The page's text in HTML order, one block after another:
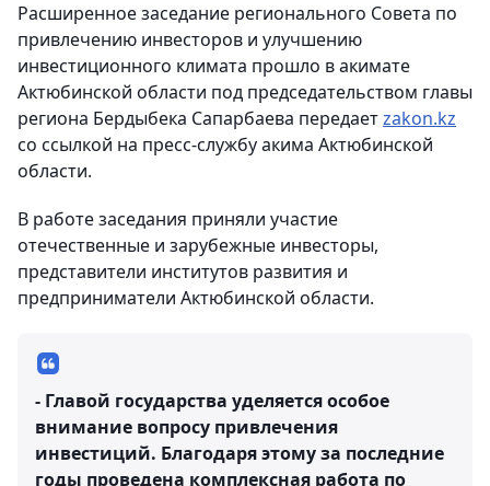
Расширенное заседание регионального Совета по
привлечению инвесторов и улучшению
инвестиционного климата прошло в акимате
Актюбинской области под председательством главы
региона Бердыбека Сапарбаева передаетzakon.kz
со ссылкой на пресс-службу акима Актюбинской
области.
В работе заседания приняли участие
отечественные и зарубежные инвесторы,
представители институтов развития и
предприниматели Актюбинской области.
- Главой государства уделяется особое
внимание вопросу привлечения
инвестиций. Благодаря этому за последние
годы проведена комплексная работа по